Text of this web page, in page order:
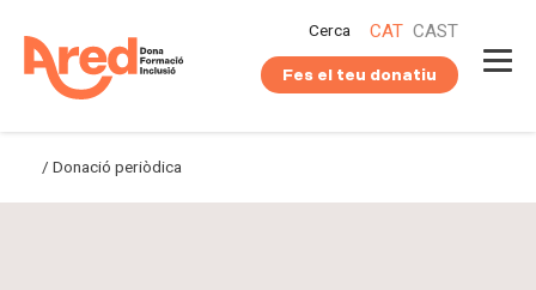
contingut
Cerca CAT CAST
Fes el teu donatiu
/ Donació periòdica